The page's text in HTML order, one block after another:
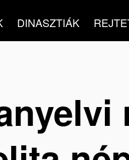
DINASZTIÁK